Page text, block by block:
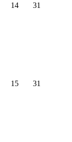
14 31
15 31